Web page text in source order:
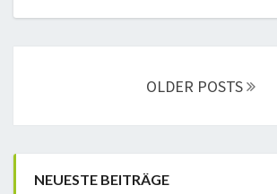
OLDER POSTS
NEUESTE BEITRÄGE